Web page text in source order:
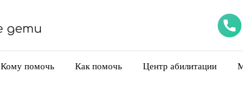
Кому помочь Как помочь Центр абилитации